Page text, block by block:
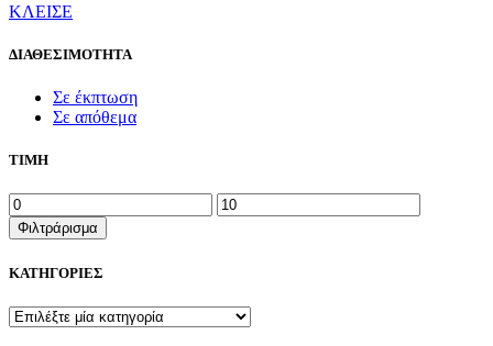
ΚΛΕΙΣΕ
ΔΙΑΘΕΣΙΜΟΤΗΤΑ
Σε έκπτωση
Σε απόθεμα
ΤΙΜΗ
Ελάχιστη
τιμή
Μέγιστη
τιμή
Φιλτράρισμα
ΚΑΤΗΓΟΡΙΕΣ